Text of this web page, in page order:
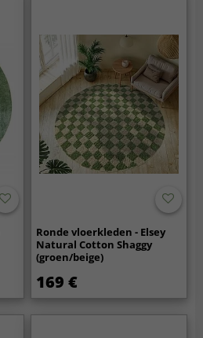
Ronde vloerkleden - Elsey
Natural Cotton Shaggy
(groen/beige)
169 €